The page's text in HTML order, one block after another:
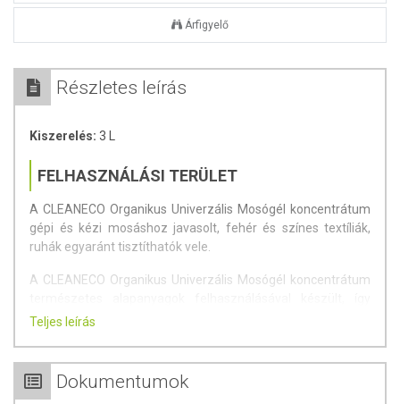
Árfigyelő
Részletes leírás
Kiszerelés: 3 L
FELHASZNÁLÁSI TERÜLET
A CLEANECO Organikus Univerzális Mosógél koncentrátum
gépi és kézi mosáshoz javasolt, fehér és színes textíliák,
ruhák egyaránt tisztíthatók vele.
A CLEANECO Organikus Univerzális Mosógél koncentrátum
többek között a cukortenzid biztosítja, hogy már kis
természetes alapanyagokból, környezetbarát eljárásokkal,
kézműipari módon, a gyártástól a csomagoláson és a
Teljes leírás
Dokumentumok